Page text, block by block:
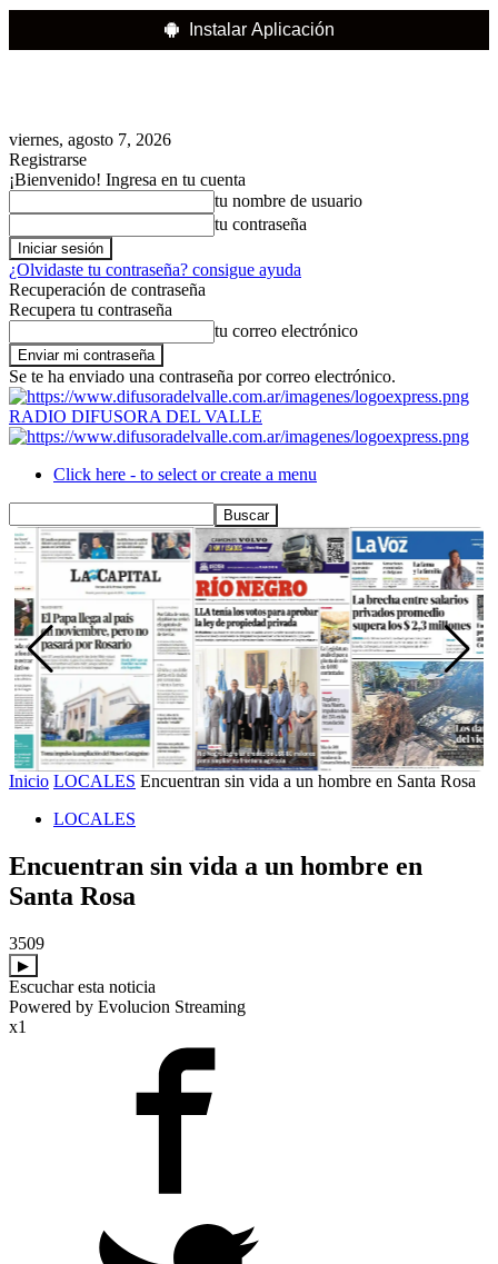
Instalar Aplicación
viernes, agosto 7, 2026
Registrarse
¡Bienvenido! Ingresa en tu cuenta
tu nombre de usuario
tu contraseña
¿Olvidaste tu contraseña? consigue ayuda
Recuperación de contraseña
Recupera tu contraseña
tu correo electrónico
Se te ha enviado una contraseña por correo electrónico.
RADIO DIFUSORA DEL VALLE
Click here - to select or create a menu
Inicio LOCALES Encuentran sin vida a un hombre en Santa Rosa
LOCALES
Encuentran sin vida a un hombre en
Santa Rosa
3509
▶
Escuchar esta noticia
Powered by Evolucion Streaming
x1